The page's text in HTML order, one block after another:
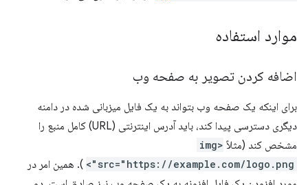
موارد استفاده
اضافه کردن تصویر به صفحه وب
برای اینکه یک صفحه وب بتواند به یک فایل میزبانی شده در دامنه
دیگری دسترسی پیدا کند، باید آدرس اینترنتی (URL) کامل منبع را
مشخص کند (مثلاً
<img
src="https://example.com/logo.png">
). همین امر در